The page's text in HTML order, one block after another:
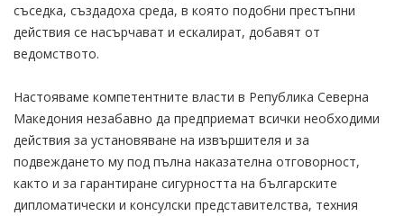
съседка, създадоха среда, в която подобни престъпни
действия се насърчават и ескалират, добавят от
ведомството.
Настояваме компетентните власти в Република Северна
Македония незабавно да предприемат всички необходими
действия за установяване на извършителя и за
подвеждането му под пълна наказателна отговорност,
както и за гарантиране сигурността на българските
дипломатически и консулски представителства, техния